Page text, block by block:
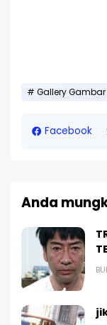
Gallery
Facebook
Anda